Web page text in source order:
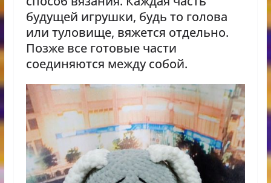
будущей игрушки, будь то голова
или туловище, вяжется отдельно.
Позже все готовые части
соединяются между собой.